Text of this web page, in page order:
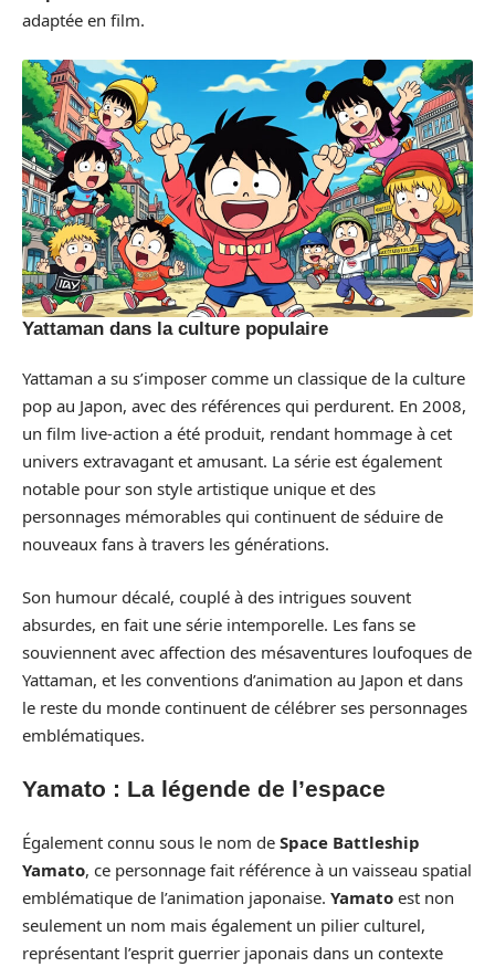
adaptée en film.
Yattaman dans la culture populaire
Yattaman a su s’imposer comme un classique de la culture
pop au Japon, avec des références qui perdurent. En 2008,
un film live-action a été produit, rendant hommage à cet
univers extravagant et amusant. La série est également
notable pour son style artistique unique et des
personnages mémorables qui continuent de séduire de
nouveaux fans à travers les générations.
Son humour décalé, couplé à des intrigues souvent
absurdes, en fait une série intemporelle. Les fans se
souviennent avec affection des mésaventures loufoques de
Yattaman, et les conventions d’animation au Japon et dans
le reste du monde continuent de célébrer ses personnages
emblématiques.
Yamato : La légende de l’espace
Également connu sous le nom de Space Battleship
Yamato, ce personnage fait référence à un vaisseau spatial
emblématique de l’animation japonaise. Yamato est non
seulement un nom mais également un pilier culturel,
représentant l’esprit guerrier japonais dans un contexte